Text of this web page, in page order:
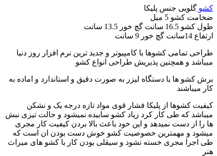
کشو گلویی جنس پلیکا
ضخامت کشو 5 میل
طول کشو 16.5 سانت گچ خور 13.5 سانت
ارتفاع 14سانت گچ خور 9 سانت
طراحی تمامی کشوها با کامپیوتر و جدید ترین نرم افزار روز دنیا
میباشد و همچنین پذیریش طراحی انواع کشو
برش کشو ها با دستگاه لیزر به صورت دقیق و استاندارد و اماده به
کار میباشند
کیفیت کشوها از پلیکا فشار قوی مواد تازه درجه یک و نشکن
میباشد که طی کار کرد زیاد کشو سابیده نمیشود و حالت تیزی نبش
ها را از دست نمیدهد و این خود باعث بالا بردن کیفیت کار مجری
میشود و مهمترین خصوصیت کشو خوش دست بودن ان است که
طی اجرا مجری خسته نشود و سیقلی بودن کار با کشو های میراث
هنر